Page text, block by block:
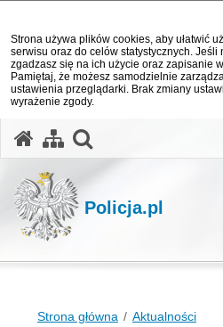
Strona używa plików cookies, aby ułatwić
serwisu oraz do celów statystycznych. Jeśli
zgadzasz się na ich użycie oraz zapisanie
Pamiętaj, że możesz samodzielnie
ustawienia przeglądarki. Brak zmiany
wyrażenie zgody.
Policja.pl
Strona główna Aktualności